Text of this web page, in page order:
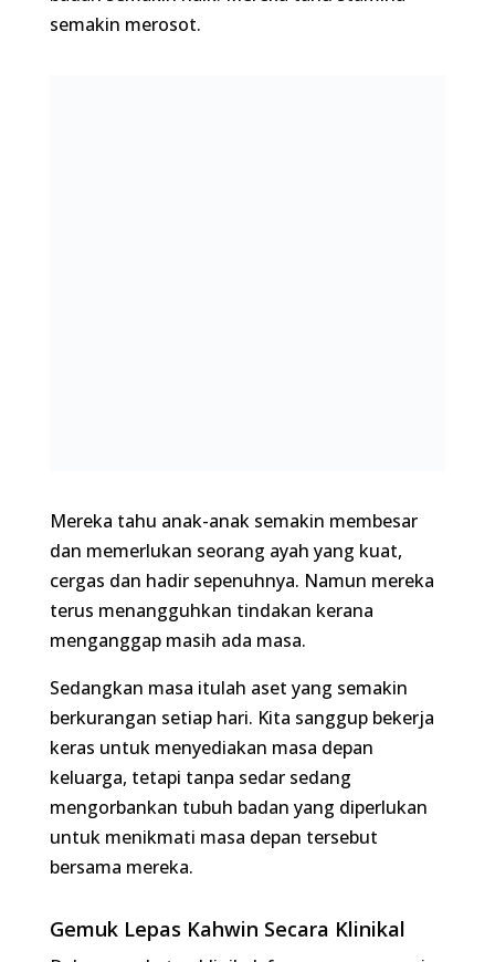
memerlukan seorang ayah yang kuat, cergas dan
hadir sepenuhnya. Namun mereka terus
menangguhkan tindakan kerana menganggap
masih ada masa.
berkurangan setiap hari. Kita sanggup bekerja
keras untuk menyediakan masa depan keluarga,
tetapi tanpa sedar sedang mengorbankan tubuh
badan yang diperlukan untuk menikmati masa
depan tersebut bersama mereka.
Gemuk Lepas Kahwin Secara Klinikal
Dalam perubatan klinikal, fenomena mencari
turun berat badan selepas kahwin